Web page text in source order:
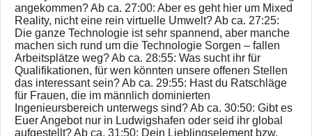
angekommen? Ab ca. 27:00: Aber es geht hier um Mixed
Reality, nicht eine rein virtuelle Umwelt? Ab ca. 27:25:
Die ganze Technologie ist sehr spannend, aber manche
machen sich rund um die Technologie Sorgen – fallen
Arbeitsplätze weg? Ab ca. 28:55: Was sucht ihr für
Qualifikationen, für wen könnten unsere offenen Stellen
das interessant sein? Ab ca. 29:55: Hast du Ratschläge
für Frauen, die im männlich dominierten
Ingenieursbereich unterwegs sind? Ab ca. 30:50: Gibt es
Euer Angebot nur in Ludwigshafen oder seid ihr global
aufgestellt? Ab ca. 31:50: Dein Lieblingselement bzw.